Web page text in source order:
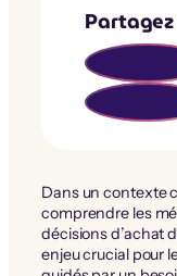
Dans un contexte
comprendre les
décisions d’achat
enjeu crucial pour